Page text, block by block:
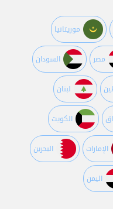
موريتانيا
مصر السودان
لبنان
الكويت
اﻹمارات البحرين
اليمن